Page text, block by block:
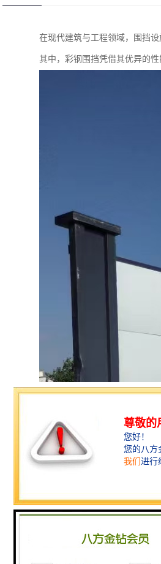
在现代建筑与工程领域，围挡
其中，彩钢围挡凭借其优异的